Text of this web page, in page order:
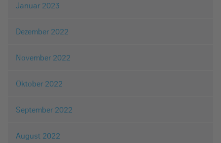
Januar 2023
Dezember 2022
November 2022
Oktober 2022
September 2022
August 2022